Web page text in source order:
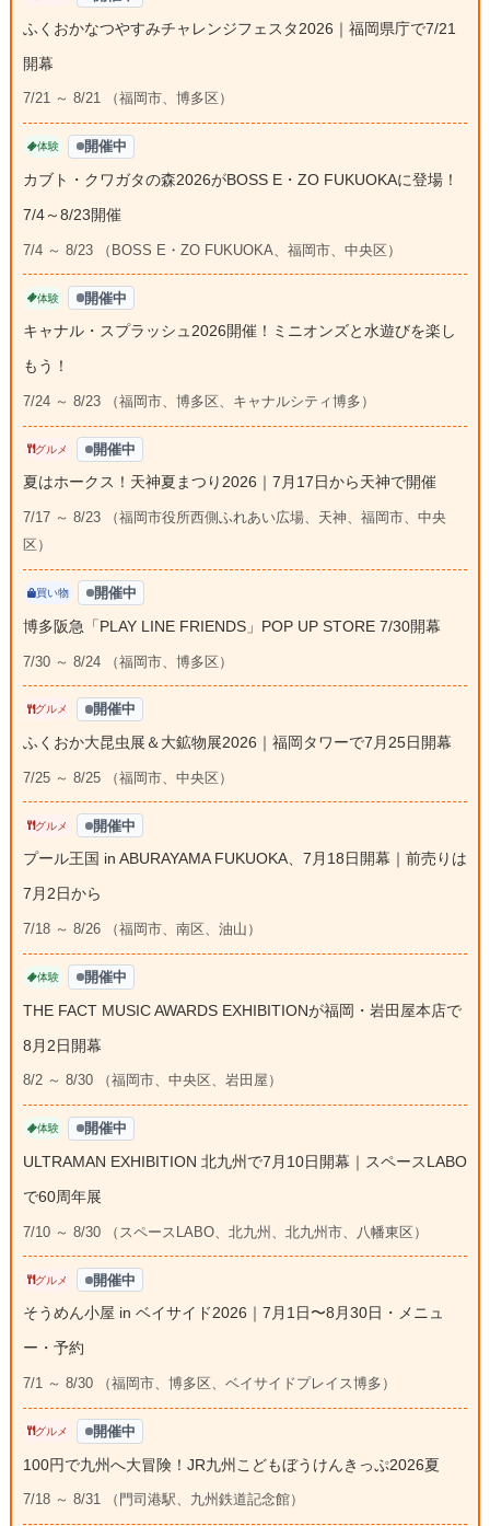
ふくおかなつやすみチャレンジフェスタ2026｜福岡県庁で7/21
開幕
7/21 ～ 8/21 （福岡市、博多区）
体験 開催中
カブト・クワガタの森2026がBOSS E・ZO FUKUOKAに登場！
7/4～8/23開催
7/4 ～ 8/23 （BOSS E・ZO FUKUOKA、福岡市、中央区）
体験 開催中
キャナル・スプラッシュ2026開催！ミニオンズと水遊びを楽し
もう！
7/24 ～ 8/23 （福岡市、博多区、キャナルシティ博多）
グルメ 開催中
夏はホークス！天神夏まつり2026｜7月17日から天神で開催
7/17 ～ 8/23 （福岡市役所西側ふれあい広場、天神、福岡市、中央
区）
買い物 開催中
博多阪急「PLAY LINE FRIENDS」POP UP STORE 7/30開幕
7/30 ～ 8/24 （福岡市、博多区）
グルメ 開催中
ふくおか大昆虫展＆大鉱物展2026｜福岡タワーで7月25日開幕
7/25 ～ 8/25 （福岡市、中央区）
グルメ 開催中
プール王国 in ABURAYAMA FUKUOKA、7月18日開幕｜前売りは
7月2日から
7/18 ～ 8/26 （福岡市、南区、油山）
体験 開催中
THE FACT MUSIC AWARDS EXHIBITIONが福岡・岩田屋本店で
8月2日開幕
8/2 ～ 8/30 （福岡市、中央区、岩田屋）
体験 開催中
ULTRAMAN EXHIBITION 北九州で7月10日開幕｜スペースLABO
で60周年展
7/10 ～ 8/30 （スペースLABO、北九州、北九州市、八幡東区）
グルメ 開催中
そうめん小屋 in ベイサイド2026｜7月1日〜8月30日・メニュ
ー・予約
7/1 ～ 8/30 （福岡市、博多区、ベイサイドプレイス博多）
グルメ 開催中
100円で九州へ大冒険！JR九州こどもぼうけんきっぷ2026夏
7/18 ～ 8/31 （門司港駅、九州鉄道記念館）